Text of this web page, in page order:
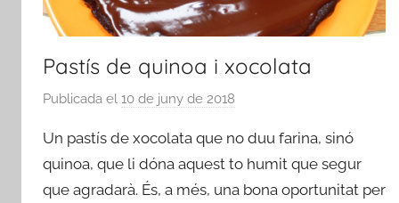
Pastís de quinoa i xocolata
Publicada el 10 de juny de 2018
r
a
d
Un pastís de xocolata que no duu farina, sinó
quinoa, que li dóna aquest to humit que segur
que agradarà. És, a més, una bona oportunitat per